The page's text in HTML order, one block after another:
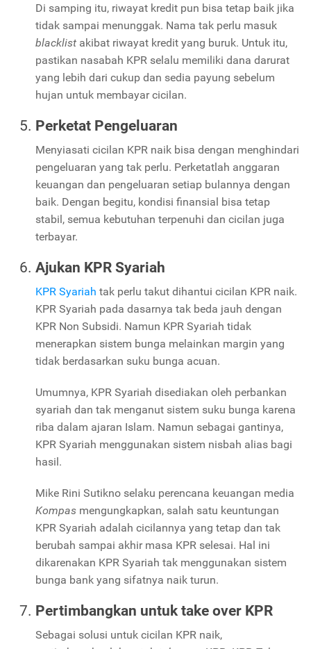
Di samping itu, riwayat kredit pun bisa tetap baik jika
tidak sampai menunggak. Nama tak perlu masuk
blacklist akibat riwayat kredit yang buruk. Untuk itu,
pastikan nasabah KPR selalu memiliki dana darurat
yang lebih dari cukup dan sedia payung sebelum
hujan untuk membayar cicilan.
Perketat Pengeluaran
Menyiasati cicilan KPR naik bisa dengan menghindari
pengeluaran yang tak perlu. Perketatlah anggaran
keuangan dan pengeluaran setiap bulannya dengan
baik. Dengan begitu, kondisi finansial bisa tetap
stabil, semua kebutuhan terpenuhi dan cicilan juga
terbayar.
Ajukan KPR Syariah
KPR Syariah tak perlu takut dihantui cicilan KPR naik.
KPR Syariah pada dasarnya tak beda jauh dengan
KPR Non Subsidi. Namun KPR Syariah tidak
menerapkan sistem bunga melainkan margin yang
tidak berdasarkan suku bunga acuan.
Umumnya, KPR Syariah disediakan oleh perbankan
syariah dan tak menganut sistem suku bunga karena
riba dalam ajaran Islam. Namun sebagai gantinya,
KPR Syariah menggunakan sistem nisbah alias bagi
hasil.
Mike Rini Sutikno selaku perencana keuangan media
Kompas mengungkapkan, salah satu keuntungan
KPR Syariah adalah cicilannya yang tetap dan tak
berubah sampai akhir masa KPR selesai. Hal ini
dikarenakan KPR Syariah tak menggunakan sistem
bunga bank yang sifatnya naik turun.
Pertimbangkan untuk take over KPR
Sebagai solusi untuk cicilan KPR naik,